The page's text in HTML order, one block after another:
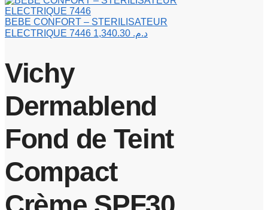
BEBE CONFORT – STERILISATEUR
ELECTRIQUE 7446
د.م.
Vichy
Dermablend
Fond de Teint
Compact